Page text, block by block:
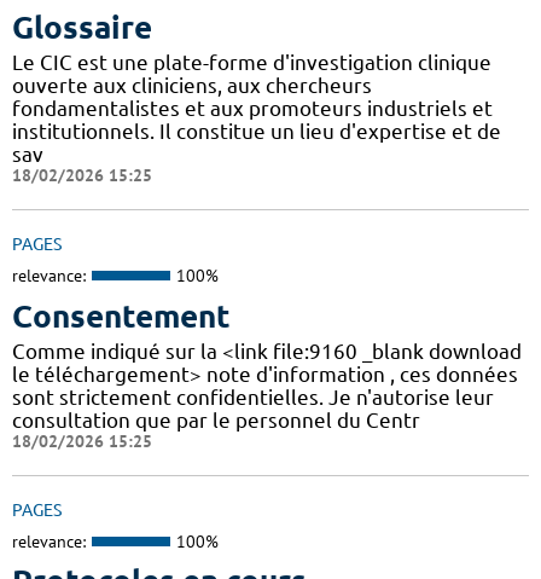
Glossaire
Le CIC est une plate-forme d'investigation clinique
ouverte aux cliniciens, aux chercheurs
fondamentalistes et aux promoteurs industriels et
institutionnels. Il constitue un lieu d'expertise et de
sav
18/02/2026 15:25
PAGES
relevance: 100%
Consentement
Comme indiqué sur la <link file:9160 _blank download
le téléchargement> note d'information , ces données
sont strictement confidentielles. Je n'autorise leur
consultation que par le personnel du Centr
18/02/2026 15:25
PAGES
relevance: 100%